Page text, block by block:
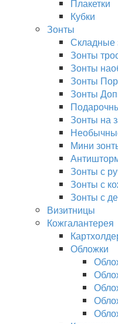
Плакетки
Кубки
Зонты
Складные
Зонты
Зонты
Зонты
Зонты
Зонты на
Мини
Зонты с
Зонты с
Зонты с
Визитницы
Кожгалантерея
Обложки